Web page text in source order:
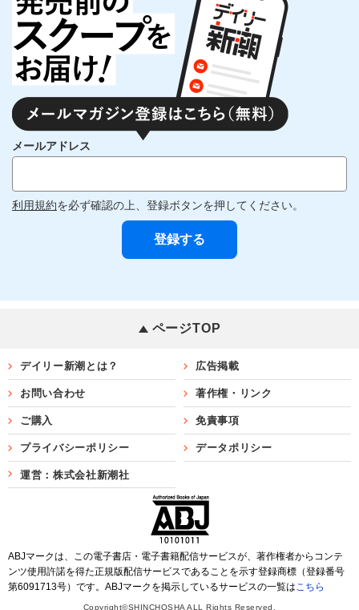
メールアドレス
利用規約を必ず確認の上、登録ボタンを押してください。
ページTOP
デイリー新潮とは？ 広告掲載
お問い合わせ 著作権・リンク
ご購入 免責事項
プライバシーポリシー データポリシー
運営：株式会社新潮社
ABJマークは、この電子書店・電子書籍配信サービスが、著作権者からコンテ
ンツ使用許諾を得た正規版配信サービスであることを示す登録商標（登録番号
第6091713号）です。ABJマークを掲示しているサービスの一覧はこちら
Copyright©SHINCHOSHA ALL Rights Reserved.